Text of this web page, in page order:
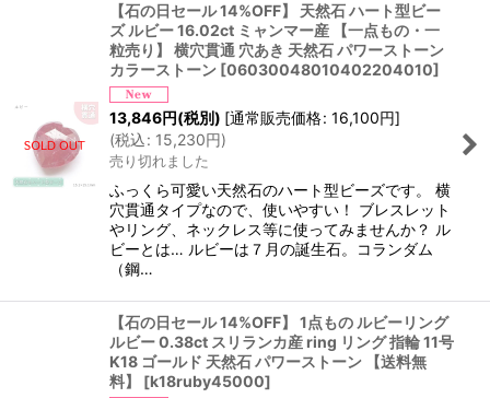
【石の日セール 14%OFF】 天然石 ハート型ビー
ズ ルビー 16.02ct ミャンマー産 【一点もの・一
粒売り】 横穴貫通 穴あき 天然石 パワーストーン
カラーストーン [06030048010402204010]
13,846円(税別) [通常販売価格: 16,100円]
(税込: 15,230円)
売り切れました
ふっくら可愛い天然石のハート型ビーズです。 横
穴貫通タイプなので、使いやすい！ ブレスレット
やリング、ネックレス等に使ってみませんか？ ル
ビーとは… ルビーは７月の誕生石。コランダム
（鋼…
【石の日セール 14%OFF】 1点もの ルビーリング
ルビー 0.38ct スリランカ産 ring リング 指輪 11号
K18 ゴールド 天然石 パワーストーン 【送料無
料】
[k18ruby45000]